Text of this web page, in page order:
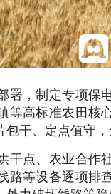
署，制定专项保
等高标准农田核
干、定点值守
干点、农业合作
路等设备逐项排